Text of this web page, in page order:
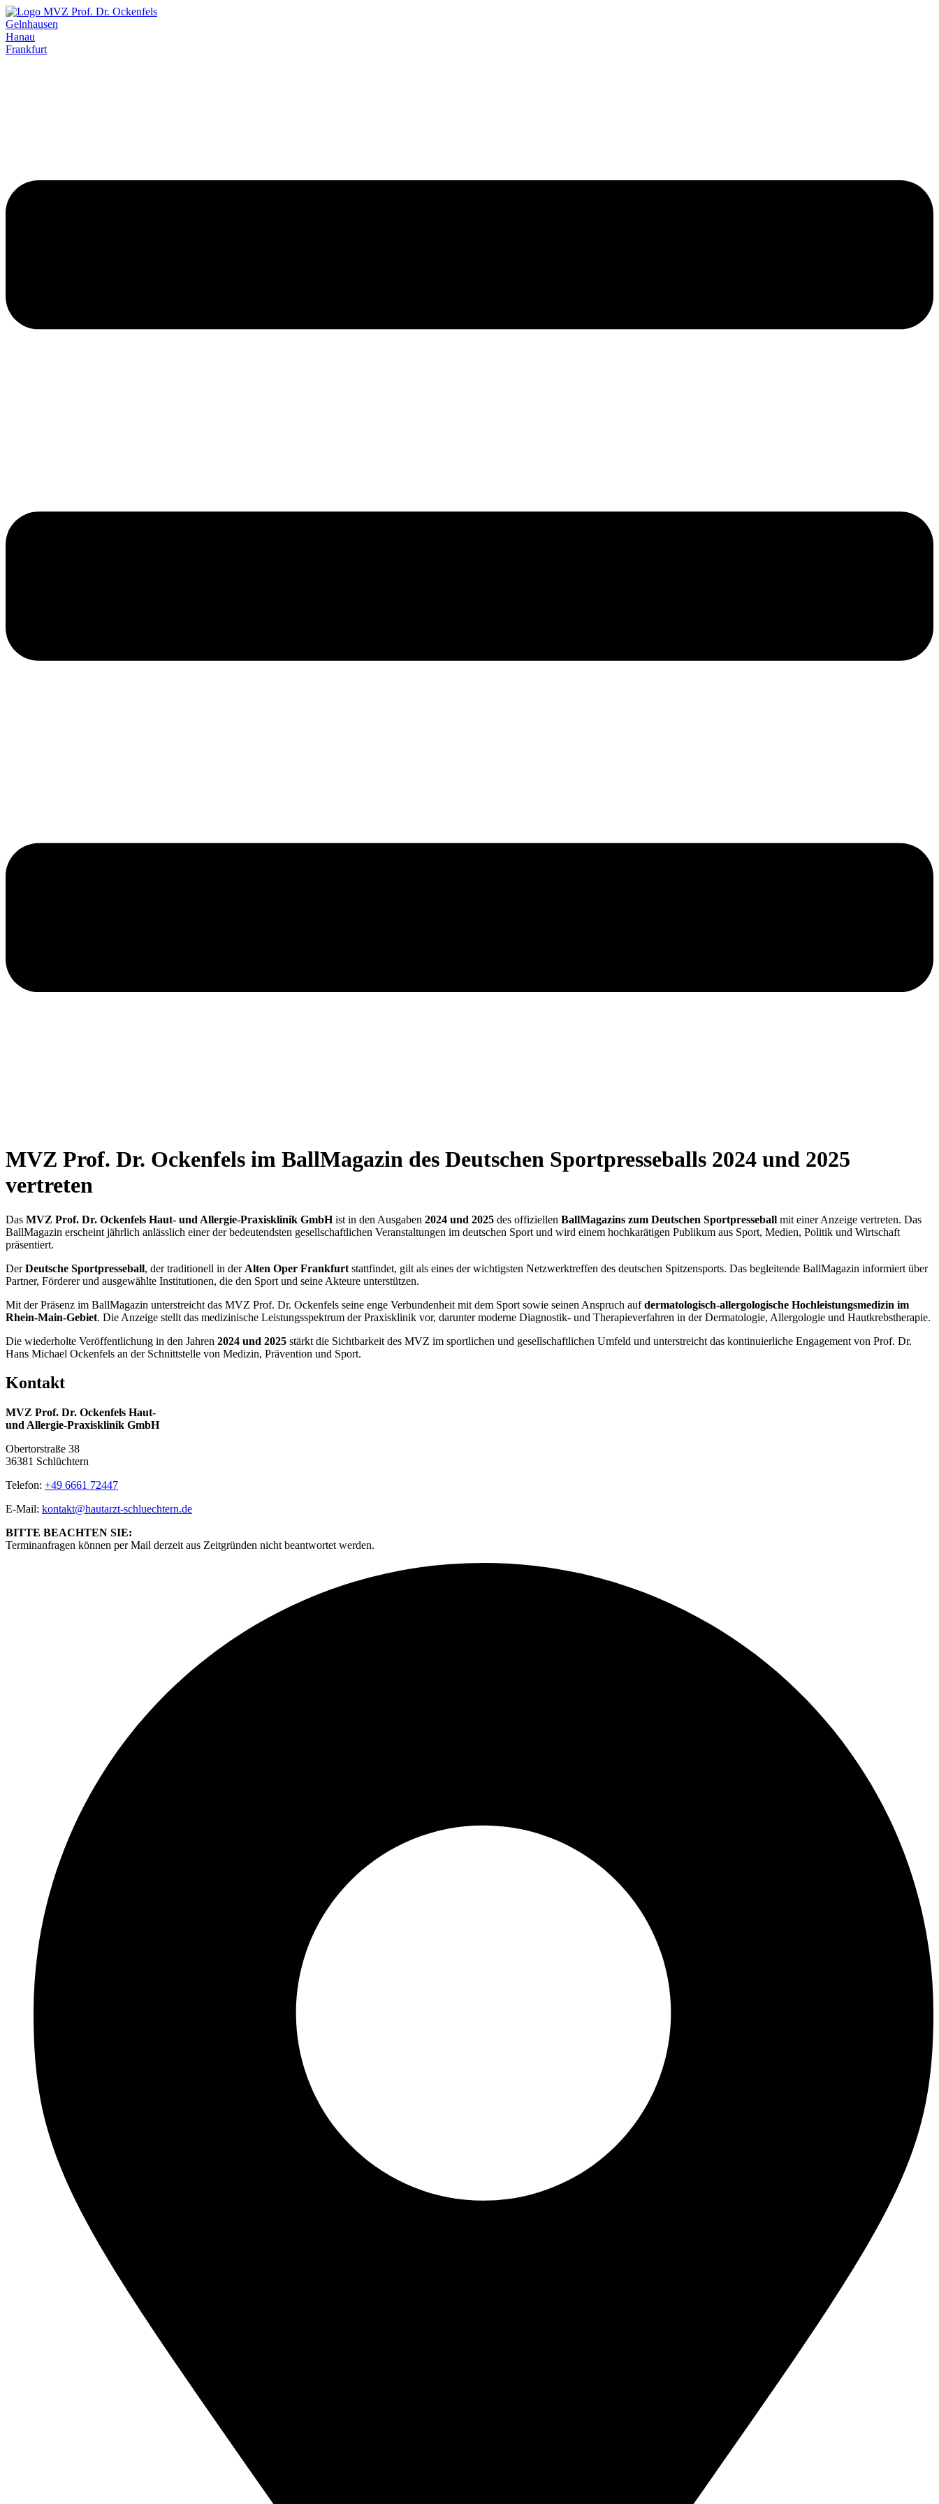
Gelnhausen
Hanau
Frankfurt
MVZ Prof. Dr. Ockenfels im BallMagazin des Deutschen Sportpresseballs 2024 und 2025
vertreten
Das MVZ Prof. Dr. Ockenfels Haut- und Allergie-Praxisklinik GmbHist in den Ausgaben 2024 und 2025 des offiziellen BallMagazins zum Deutschen Sportpresseball mit einer Anzeige vertreten. Das
BallMagazin erscheint jährlich anlässlich einer der bedeutendsten gesellschaftlichen Veranstaltungen im deutschen Sport und wird einem hochkarätigen Publikum aus Sport, Medien, Politik und Wirtschaft
präsentiert.
DerDeutsche Sportpresseball, der traditionell in der Alten Oper Frankfurt stattfindet, gilt als eines der wichtigsten Netzwerktreffen des deutschen Spitzensports. Das begleitende BallMagazin informiert über
Partner, Förderer und ausgewählte Institutionen, die den Sport und seine Akteure unterstützen.
Mit der Präsenz im BallMagazin unterstreicht das MVZ Prof. Dr. Ockenfels seine enge Verbundenheit mit dem Sport sowie seinen Anspruch aufdermatologisch-allergologische Hochleistungsmedizin im
Rhein-Main-Gebiet. Die Anzeige stellt das medizinische Leistungsspektrum der Praxisklinik vor, darunter moderne Diagnostik- und Therapieverfahren in der Dermatologie, Allergologie und Hautkrebstherapie.
Die wiederholte Veröffentlichung in den Jahren 2024 und 2025 stärkt die Sichtbarkeit des MVZ im sportlichen und gesellschaftlichen Umfeld und unterstreicht das kontinuierliche Engagement von Prof. Dr.
Hans Michael Ockenfels an der Schnittstelle von Medizin, Prävention und Sport.
Kontakt
MVZ Prof. Dr. Ockenfels Haut-
und Allergie-Praxisklinik GmbH
Obertorstraße 38
36381 Schlüchtern
Telefon: +49 6661 72447
E-Mail: kontakt@hautarzt-schluechtern.de
BITTE BEACHTEN SIE:
Terminanfragen können per Mail derzeit aus Zeitgründen nicht beantwortet werden.